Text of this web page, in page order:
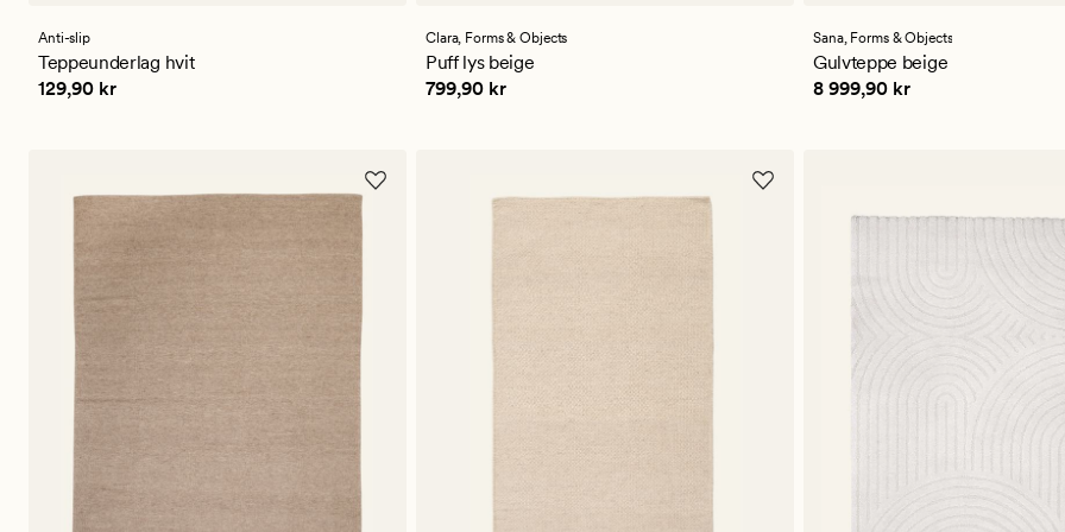
en
gjennomsnittlig
vurdering
på
Anti-slip
Teppeunderlag hvit
Pris 129,90 kr
129,90 kr
en
gjennomsnittlig
vurdering
på
Clara, Forms & Objects
Puff lys beige
Pris 799,90 kr
799,90 kr
en
gjennomsnittlig
vurdering
på
Sana, Forms & Objects
Gulvteppe beige
Pris 8 999,90 kr
8 999,90 kr